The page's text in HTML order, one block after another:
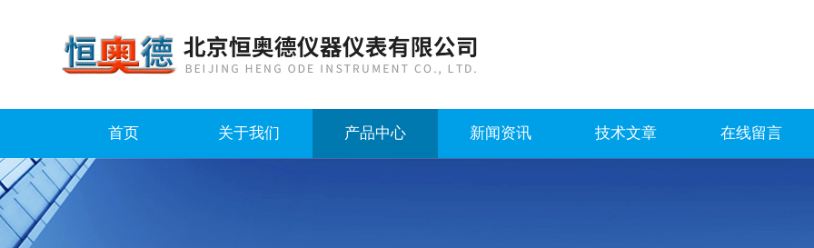
首页 关于我们 产品中心 新闻资讯 技术文章 在线留言